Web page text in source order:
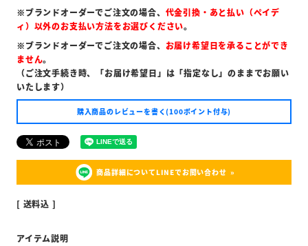
※ブランドオーダーでご注文の場合、 代金引換・あと払い（ペイデ
ィ）以外のお支払い方法をお選びください。
※ブランドオーダーでご注文の場合、 お届け希望日を承ることができ
ません。
（ご注文手続き時、「お届け希望日」は「指定なし」のままでお願い
いたします）
購入商品のレビューを書く(100ポイント付与)
商品詳細についてLINEでお問い合わせ
送料込